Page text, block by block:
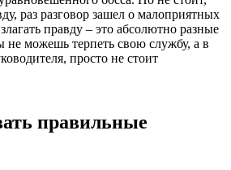
раз разговор зашел о малоприятных
правду – это абсолютно разные
не можешь терпеть свою службу, а в
просто не стоит
правильные